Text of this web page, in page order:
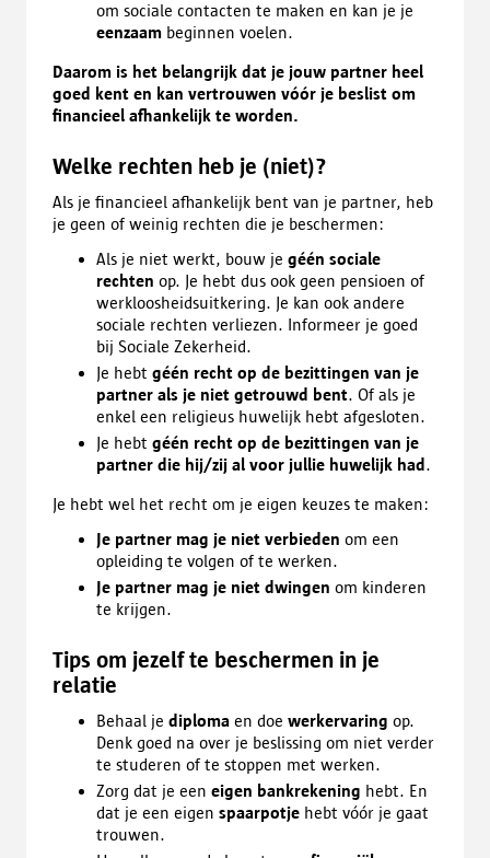
om sociale contacten te maken en kan je je
eenzaam beginnen voelen.
Daarom is het belangrijk dat je jouw partner heel
goed kent en kan vertrouwen vóór je beslist om
financieel afhankelijk te worden.
Welke rechten heb je (niet)?
Als je financieel afhankelijk bent van je partner, heb
je geen of weinig rechten die je beschermen:
Als je niet werkt, bouw je géén sociale
rechten op. Je hebt dus ook geen pensioen of
werkloosheidsuitkering. Je kan ook andere
sociale rechten verliezen. Informeer je goed
bij Sociale Zekerheid.
Je hebt géén recht op de bezittingen van je
partner als je niet getrouwd bent. Of als je
enkel een religieus huwelijk hebt afgesloten.
Je hebt géén recht op de bezittingen van je
partner die hij/zij al voor jullie huwelijk had .
Je hebt wel het recht om je eigen keuzes te maken:
Je partner mag je niet verbieden om een
opleiding te volgen of te werken.
Je partner mag je niet dwingen om kinderen
te krijgen.
Tips om jezelf te beschermen in je
relatie
Behaal je diploma en doe werkervaring op.
Denk goed na over je beslissing om niet verder
te studeren of te stoppen met werken.
Zorg dat je een eigen bankrekening hebt. En
dat je een eigen spaarpotje hebt vóór je gaat
trouwen.